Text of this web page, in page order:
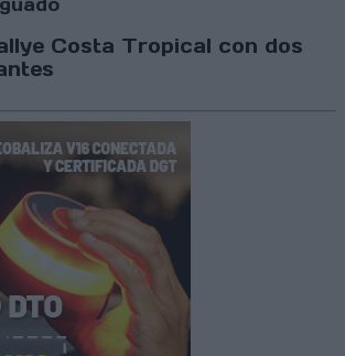
Costa Tropical con dos